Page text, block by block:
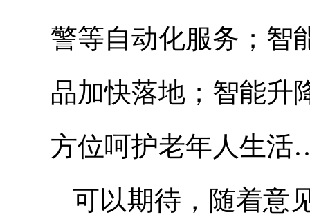
警等自动化服务；智
品加快落地；智能升
方位呵护老年人生
可以期待，随着意